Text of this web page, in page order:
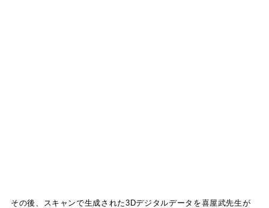
その後、スキャンで生成された3Dデジタルデータを喜屋武先生が